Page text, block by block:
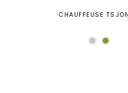
CHAUFFEUSE